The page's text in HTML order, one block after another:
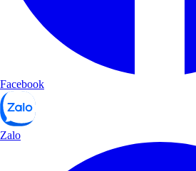
Facebook
Zalo